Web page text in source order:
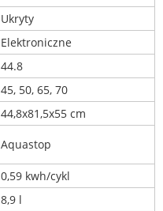
Ukryty
Elektroniczne
44.8
45, 50, 65, 70
44,8x81,5x55 cm
Aquastop
0,59 kwh/cykl
8,9 l